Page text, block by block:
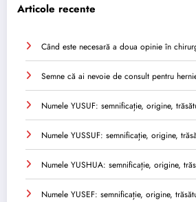
Articole recente
Când este necesară a doua opinie în
Semne că ai nevoie de consult pentru
Numele YUSUF: semnificație, origine,
Numele YUSSUF: semnificație, origine,
Numele YUSHUA: semnificație, origine,
Numele YUSEF: semnificație, origine,